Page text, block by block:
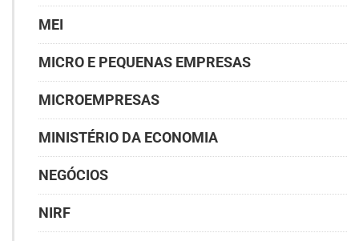
MEI
MICRO E PEQUENAS EMPRESAS
MICROEMPRESAS
MINISTÉRIO DA ECONOMIA
NEGÓCIOS
NIRF